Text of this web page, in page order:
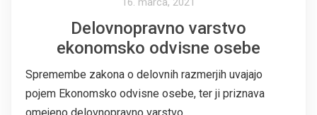
Delovnopravno varstvo
ekonomsko odvisne osebe
Spremembe zakona o delovnih razmerjih uvajajo
pojem Ekonomsko odvisne osebe, ter ji priznava
omejeno delovnopravno varstvo.